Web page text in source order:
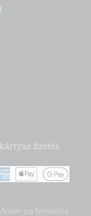
fizetés
jog fenntartva